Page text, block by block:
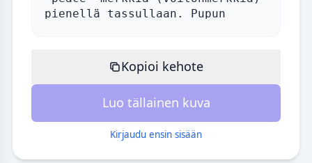
Kopioi kehote
Luo tällainen kuva
Kirjaudu ensin sisään